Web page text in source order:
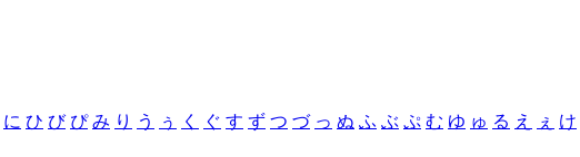
に ひ び ぴ み り う ぅ く ぐ す ず つ づ っ ぬ ふ ぶ ぷ む ゆ ゅ る え ぇ け